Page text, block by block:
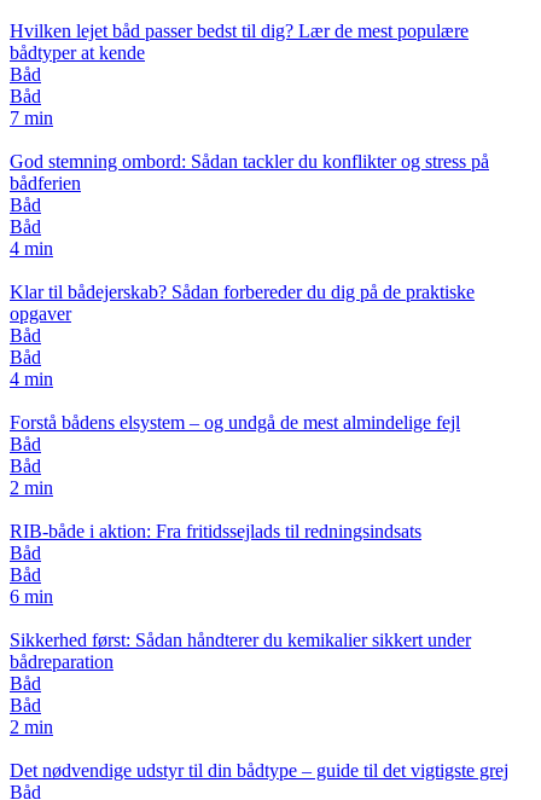
Hvilken lejet båd passer bedst til dig? Lær de mest populære
bådtyper at kende
Båd
Båd
7 min
God stemning ombord: Sådan tackler du konflikter og stress på
bådferien
Båd
Båd
4 min
Klar til bådejerskab? Sådan forbereder du dig på de praktiske
opgaver
Båd
Båd
4 min
Forstå bådens elsystem – og undgå de mest almindelige fejl
Båd
Båd
2 min
RIB-både i aktion: Fra fritidssejlads til redningsindsats
Båd
Båd
6 min
Sikkerhed først: Sådan håndterer du kemikalier sikkert under
bådreparation
Båd
Båd
2 min
Det nødvendige udstyr til din bådtype – guide til det vigtigste grej
Båd